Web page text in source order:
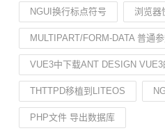
NGUI换行标点符号 浏览器
MULTIPART/FORM-DATA 普通
VUE3中下载ANT DESIGN
THTTPD移植到LITEOS
PHP文件 导出数据库